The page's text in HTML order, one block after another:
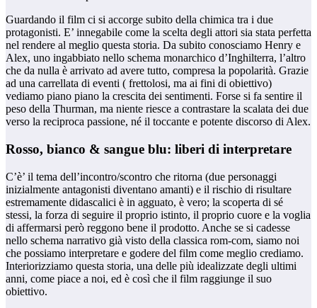
Guardando il film ci si accorge subito della chimica tra i due
protagonisti. E’ innegabile come la scelta degli attori sia stata perfetta
nel rendere al meglio questa storia. Da subito conosciamo Henry e
Alex, uno ingabbiato nello schema monarchico d’Inghilterra, l’altro
che da nulla è arrivato ad avere tutto, compresa la popolarità. Grazie
ad una carrellata di eventi ( frettolosi, ma ai fini di obiettivo)
vediamo piano piano la crescita dei sentimenti. Forse si fa sentire il
peso della Thurman, ma niente riesce a contrastare la scalata dei due
verso la reciproca passione, né il toccante e potente discorso di Alex.
Rosso, bianco & sangue blu: liberi di interpretare
C’è’ il tema dell’incontro/scontro che ritorna (due personaggi
inizialmente antagonisti diventano amanti) e il rischio di risultare
estremamente didascalici è in agguato, è vero; la scoperta di sé
stessi, la forza di seguire il proprio istinto, il proprio cuore e la voglia
di affermarsi però reggono bene il prodotto. Anche se si cadesse
nello schema narrativo già visto della classica rom-com, siamo noi
che possiamo interpretare e godere del film come meglio crediamo.
Interiorizziamo questa storia, una delle più idealizzate degli ultimi
anni, come piace a noi, ed è così che il film raggiunge il suo
obiettivo.